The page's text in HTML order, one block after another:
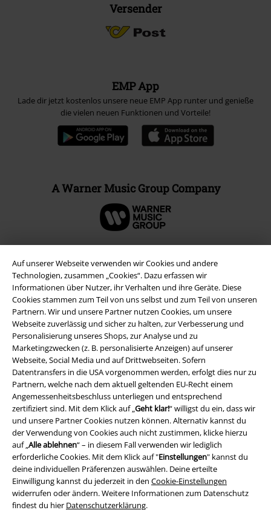
Auf unserer Webseite verwenden wir Cookies und andere
Technologien, zusammen „Cookies“. Dazu erfassen wir
Informationen über Nutzer, ihr Verhalten und ihre Geräte. Diese
Cookies stammen zum Teil von uns selbst und zum Teil von unseren
Partnern. Wir und unsere Partner nutzen Cookies, um unsere
Webseite zuverlässig und sicher zu halten, zur Verbesserung und
Personalisierung unseres Shops, zur Analyse und zu
Marketingzwecken (z. B. personalisierte Anzeigen) auf unserer
Webseite, Social Media und auf Drittwebseiten. Sofern
Datentransfers in die USA vorgenommen werden, erfolgt dies nur zu
Partnern, welche nach dem aktuell geltenden EU-Recht einem
Angemessenheitsbeschluss unterliegen und entsprechend
zertifiziert sind. Mit dem Klick auf „Geht klar!“ willigst du ein, dass wir
und unsere Partner Cookies nutzen können. Alternativ kannst du
der Verwendung von Cookies auch nicht zustimmen, klicke hierzu
auf „Alle ablehnen“ – in diesem Fall verwenden wir lediglich
erforderliche Cookies. Mit dem Klick auf "Einstellungen" kannst du
deine individuellen Präferenzen auswählen. Deine erteilte
Einwilligung kannst du jederzeit in den Cookie-Einstellungen
widerrufen oder ändern. Weitere Informationen zum Datenschutz
findest du hier Datenschutzerklärung.
Versender
EMP App
Lade dir jetzt kostenlos unsere neue EMP App runter und genieße
die vielen neuen Funktionen und Vorteile!
A Warner Music Group Company
Rechtliches
AGB
Impressum
Datenschutz
Entsorgung und Umweltschutz
Konformitätserklärung